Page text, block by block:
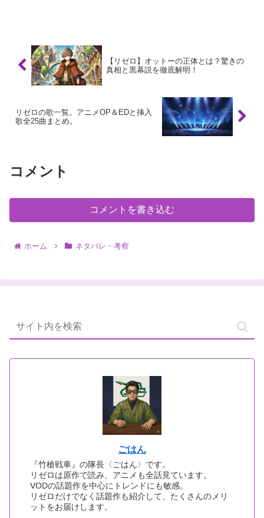
【リゼロ】オットーの正体とは？驚きの
真相と黒幕説を徹底解明！
リゼロの歌一覧。アニメOP＆EDと挿入
歌全25曲まとめ。
コメント
コメントを書き込む
ホーム ネタバレ・考察
ごはん
『竹槍戦車』の隊長〈ごはん〉です。
リゼロは原作で読み、アニメも全話見ています。
VODの話題作を中心にトレンドにも敏感。
リゼロだけでなく話題作も紹介して、たくさんのメリ
ットをお届けします。